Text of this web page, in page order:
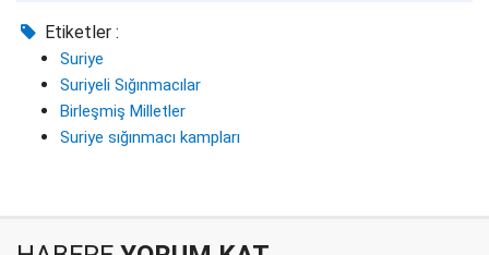
Etiketler :
Suriye
Suriyeli Sığınmacılar
Birleşmiş Milletler
Suriye sığınmacı kampları